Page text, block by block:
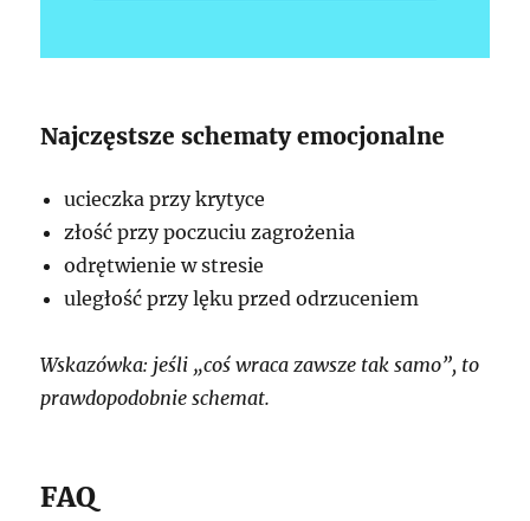
Najczęstsze schematy emocjonalne
ucieczka przy krytyce
złość przy poczuciu zagrożenia
odrętwienie w stresie
uległość przy lęku przed odrzuceniem
Wskazówka: jeśli „coś wraca zawsze tak samo”, to
prawdopodobnie schemat.
FAQ